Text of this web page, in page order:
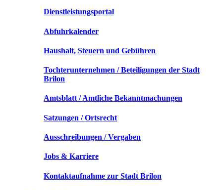
Dienstleistungsportal
Abfuhrkalender
Haushalt, Steuern und Gebühren
Tochterunternehmen / Beteiligungen der Stadt
Brilon
Amtsblatt / Amtliche Bekanntmachungen
Satzungen / Ortsrecht
Ausschreibungen / Vergaben
Jobs & Karriere
Kontaktaufnahme zur Stadt Brilon